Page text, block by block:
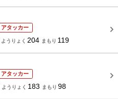
アタッカー
ようりょく 204 まもり 119
アタッカー
ようりょく 183 まもり 98